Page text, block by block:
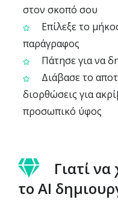
στον σκοπό σου
Επίλεξε το
παράγραφος
Πάτησε για να
Διάβασε το
διορθώσεις για
προσωπικό ύφος
Γιατί
το AI